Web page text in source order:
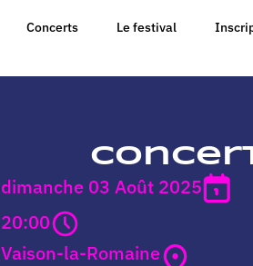
Concerts Le festival
dimanche 03 Août 2025
20:00
Vaison-la-Romaine